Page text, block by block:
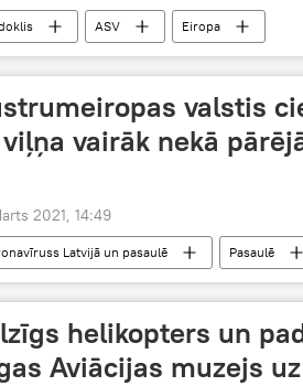
ASV Eiropa
valstis
viļņa vairāk nekā
2021, 14:49
Latvijā un pasaulē Pasaulē
helikopters un
Aviācijas muzejs